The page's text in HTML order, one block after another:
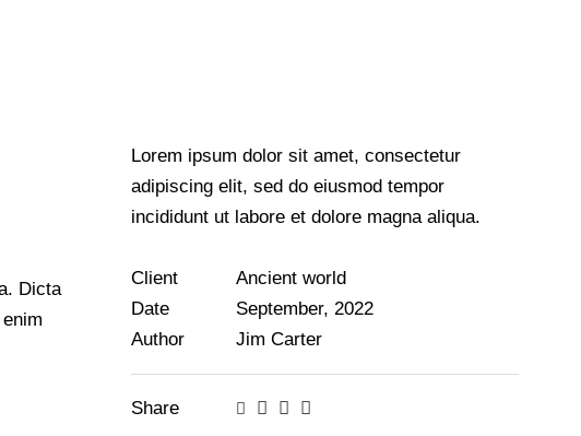
Dicta
Lorem ipsum dolor sit amet, consectetur
adipiscing elit, sed do eiusmod tempor
incididunt ut labore et dolore magna aliqua.
Client
Ancient world
Date
September, 2022
Author
Jim Carter
Share
Twitter-
Facebook
Share-
Copy